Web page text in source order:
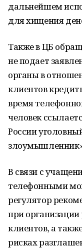
дальнейшем
для хищения
Также в ЦБ
не подает
органы в
клиентов
время
человек
России
В связи с
телефонными
регулятор
при
клиентов, а
рисках